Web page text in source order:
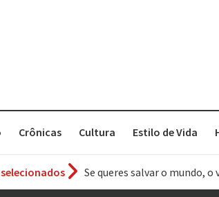
Crônicas Cultura Estilo de Vida
Se queres salvar o mundo,
Tem que filmar isso daí